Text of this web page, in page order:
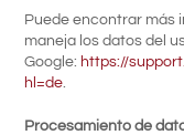
Puede encontrar más
maneja los datos del
Google: https://
hl=de.
Procesamiento de